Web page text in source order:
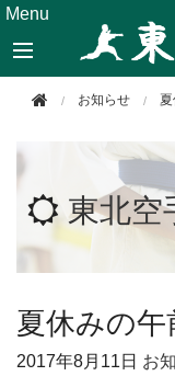
Menu
お知らせ
東北空
夏休みの
2017年8月11日 お